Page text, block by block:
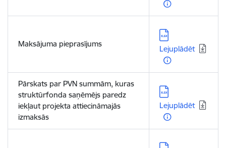
Maksājuma pieprasījums
Lejupielādēt:
Lejuplādēt
Pārskats par PVN summām, kuras
struktūrfonda saņēmējs paredz
iekļaut projekta attiecināmajās
izmaksās
Lejupielādēt:
Lejuplādēt